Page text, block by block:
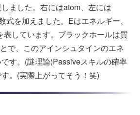
ました。右にはatom、左には
式を加えました。Eはエネルギー、
表しています。ブラックホールは質
で、このアインシュタインのエネ
す。(謎理論)Passiveスキルの確率
。(実際上がってそう！笑)